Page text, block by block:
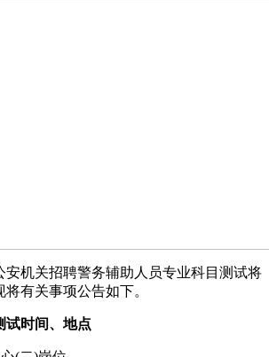
机关招聘警务辅助人员专业科目测试将
有关事项公告如下。
时间、地点